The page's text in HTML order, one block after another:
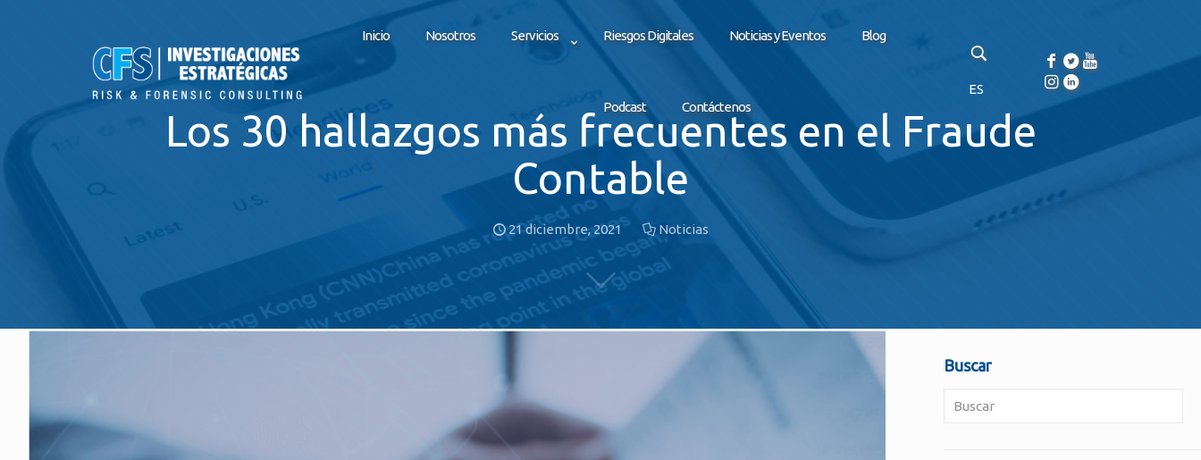
Inicio Nosotros Servicios Riesgos Digitales Noticias y Eventos Blog
Podcast Contáctenos
ES
Los 30 hallazgos más frecuentes en el Fraude
Contable
21 diciembre, 2021 Noticias
Buscar